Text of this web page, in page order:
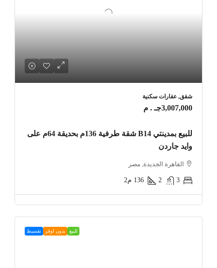
شقق, عقارات سكنية
3,007,000جـ . م
للبيع بمدينتي B14 شقة طرفية 136م بحديقة 64م على
وايد جاردن
القاهرة الجديدة, مصر
3
2
136 م2
للبيع بدون اوفر تقسيط